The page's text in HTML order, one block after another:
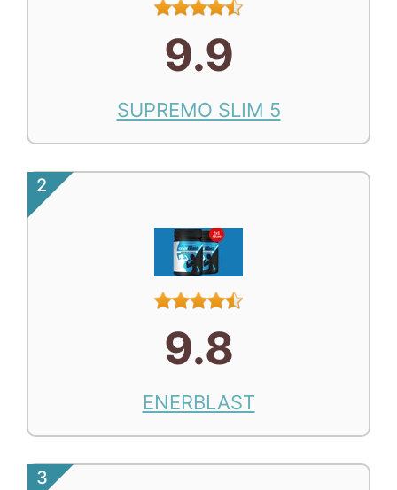
9.9
SUPREMO SLIM 5
2
9.8
ENERBLAST
3